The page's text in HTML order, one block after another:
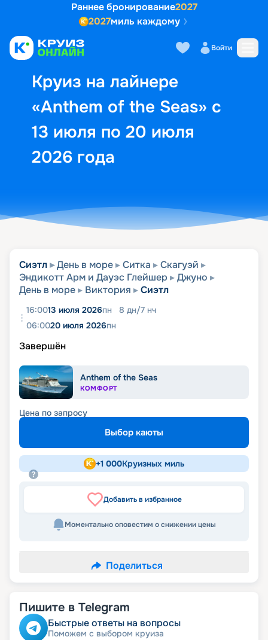
Раннее бронирование2027
2027миль каждому
Войти
Круиз на лайнере
«Anthem of the Seas» с
13 июля по 20 июля
2026 года
Выбор кают Маршрут и
Сиэтл День в море Ситка
Скагуэй
Эндикотт Арм и Дауэс Глейшер
Джуно
День в море
Виктория Сиэтл
16:0013 июля 2026пн 8 дн/7 нч
06:0020 июля 2026пн
Завершён
Anthem of the Seas
КОМФОРТ
Цена по запросу
Выбор каюты
+1 000Круизных миль
Добавить в избранное
Моментально оповестим о снижении цены
Поделиться
Пишите в Telegram
Быстрые ответы на вопросы
Поможем с выбором круиза